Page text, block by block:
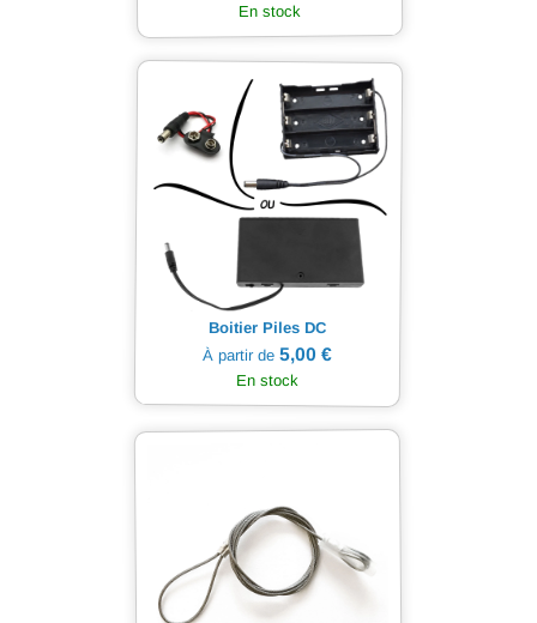
En stock
Boitier Piles DC
À partir de5,00 €
En stock